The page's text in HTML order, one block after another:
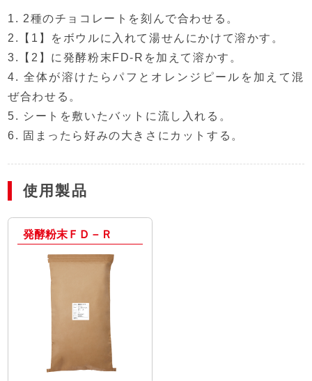
1. 2種のチョコレートを刻んで合わせる。
2.【1】をボウルに入れて湯せんにかけて溶かす。
3.【2】に発酵粉末FD-Rを加えて溶かす。
4. 全体が溶けたらパフとオレンジピールを加えて混
ぜ合わせる。
5. シートを敷いたバットに流し入れる。
6. 固まったら好みの大きさにカットする。
使用製品
発酵粉末ＦＤ－Ｒ